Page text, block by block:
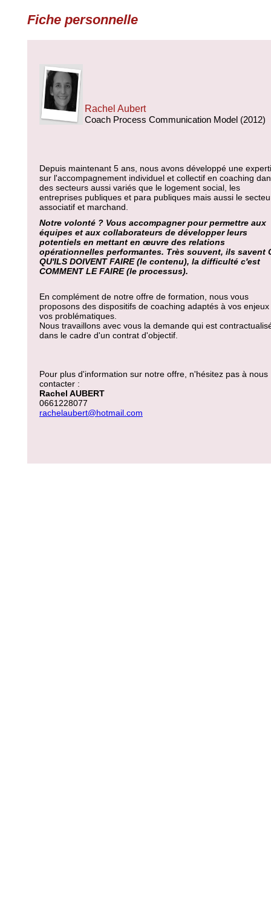
Fiche personnelle
Rachel Aubert
Coach Process Communication Model (2012)
Depuis maintenant 5 ans, nous avons développé une
sur l'accompagnement individuel et collectif en coaching
des secteurs aussi variés que le logement social, les
entreprises publiques et para publiques mais aussi le
associatif et marchand.
Notre volonté ? Vous accompagner pour permettre aux
équipes et aux collaborateurs de développer leurs
potentiels en mettant en œuvre des relations
opérationnelles performantes. Très souvent, ils savent
QU'ILS DOIVENT FAIRE (le contenu), la difficulté c'est
COMMENT LE FAIRE (le processus).
En complément de notre offre de formation, nous vous
proposons des dispositifs de coaching adaptés à vos enjeux
vos problématiques.
Nous travaillons avec vous la demande qui est
dans le cadre d'un contrat d'objectif.
Pour plus d'information sur notre offre, n'hésitez pas à nous
contacter :
Rachel AUBERT
0661228077
rachelaubert@hotmail.com